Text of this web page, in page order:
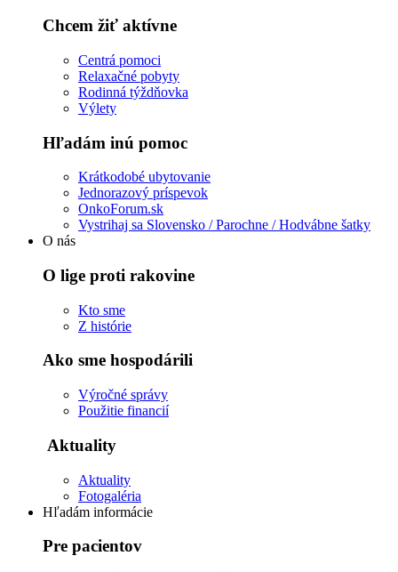
Chcem žiť aktívne
Centrá pomoci
Relaxačné pobyty
Rodinná týždňovka
Výlety
Hľadám inú pomoc
Krátkodobé ubytovanie
Jednorazový príspevok
OnkoForum.sk
Vystrihaj sa Slovensko / Parochne / Hodvábne šatky
O nás
O lige proti rakovine
Kto sme
Z histórie
Ako sme hospodárili
Výročné správy
Použitie financií
Aktuality
Aktuality
Fotogaléria
Hľadám informácie
Pre pacientov